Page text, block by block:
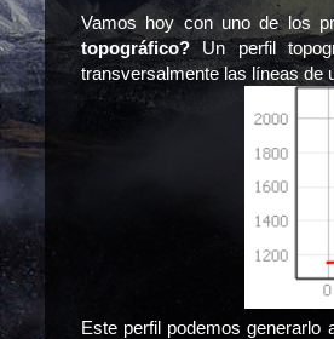
Vamos hoy con uno de los
topográfico? Un perfil
transversalmente las líneas de
Este perfil podemos generarlo